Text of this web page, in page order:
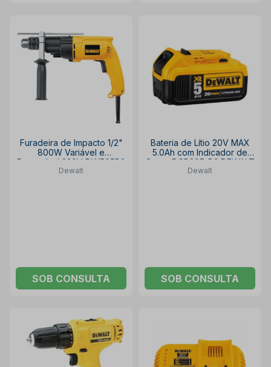
Furadeira de Impacto 1/2"
800W Variável e
Reversível 220V DW505B2
DEWALT
Dewalt
SOB CONSULTA
Bateria de Lítio 20V MAX
5.0Ah com Indicador de
Carga DCB205-B3 DEWALT
Dewalt
SOB CONSULTA